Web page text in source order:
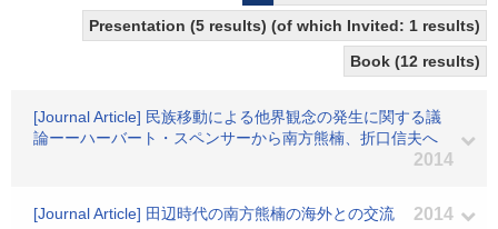
Presentation (5 results) (of which Invited: 1 results)
Book (12 results)
[Journal Article] 民族移動による他界観念の発生に関する議
論ーーハーバート・スペンサーから南方熊楠、折口信夫へ
2014
[Journal Article] 田辺時代の南方熊楠の海外との交流 2014